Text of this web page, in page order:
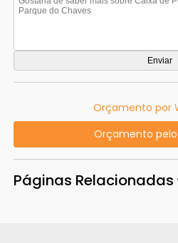
Orçamento por
Orçamento
Páginas Relacionadas